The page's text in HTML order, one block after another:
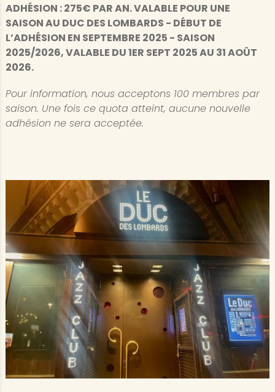
ADHÉSION : 275€ PAR AN. VALABLE POUR UNE
SAISON AU DUC DES LOMBARDS - DÉBUT DE
L’ADHÉSION EN SEPTEMBRE 2025 - SAISON
2025/2026, VALABLE DU 1ER SEPT 2025 AU 31 AOÛT
2026.
Pour information, nous acceptons 100 membres par
saison. Une fois ce quota atteint, aucune nouvelle
adhésion ne sera acceptée.